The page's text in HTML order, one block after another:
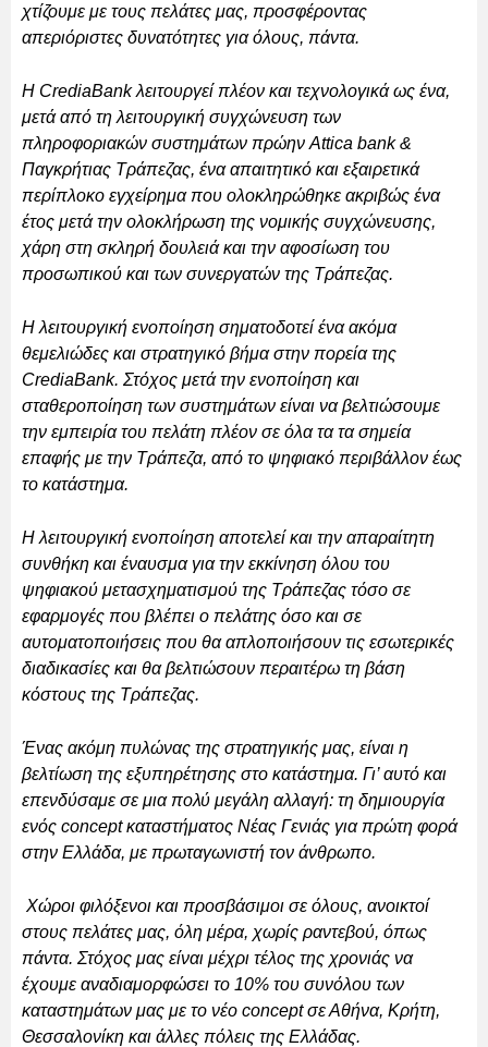
χτίζουμε με τους πελάτες μας, προσφέροντας
απεριόριστες δυνατότητες για όλους, πάντα.
Η CrediaBank λειτουργεί πλέον και τεχνολογικά ως ένα,
μετά από τη λειτουργική συγχώνευση των
πληροφοριακών συστημάτων πρώην Attica bank &
Παγκρήτιας Τράπεζας, ένα απαιτητικό και εξαιρετικά
περίπλοκο εγχείρημα που ολοκληρώθηκε ακριβώς ένα
έτος μετά την ολοκλήρωση της νομικής συγχώνευσης,
χάρη στη σκληρή δουλειά και την αφοσίωση του
προσωπικού και των συνεργατών της Τράπεζας.
Η λειτουργική ενοποίηση σηματοδοτεί ένα ακόμα
θεμελιώδες και στρατηγικό βήμα στην πορεία της
CrediaBank. Στόχος μετά την ενοποίηση και
σταθεροποίηση των συστημάτων είναι να βελτιώσουμε
την εμπειρία του πελάτη πλέον σε όλα τα τα σημεία
επαφής με την Τράπεζα, από το ψηφιακό περιβάλλον έως
το κατάστημα.
Η λειτουργική ενοποίηση αποτελεί και την απαραίτητη
συνθήκη και έναυσμα για την εκκίνηση όλου του
ψηφιακού μετασχηματισμού της Τράπεζας τόσο σε
εφαρμογές που βλέπει ο πελάτης όσο και σε
αυτοματοποιήσεις που θα απλοποιήσουν τις εσωτερικές
διαδικασίες και θα βελτιώσουν περαιτέρω τη βάση
κόστους της Τράπεζας.
Ένας ακόμη πυλώνας της στρατηγικής μας, είναι η
βελτίωση της εξυπηρέτησης στο κατάστημα. Γι’ αυτό και
επενδύσαμε σε μια πολύ μεγάλη αλλαγή: τη δημιουργία
ενός concept καταστήματος Νέας Γενιάς για πρώτη φορά
στην Ελλάδα, με πρωταγωνιστή τον άνθρωπο.
Χώροι φιλόξενοι και προσβάσιμοι σε όλους, ανοικτοί
στους πελάτες μας, όλη μέρα, χωρίς ραντεβού, όπως
πάντα. Στόχος μας είναι μέχρι τέλος της χρονιάς να
έχουμε αναδιαμορφώσει το 10% του συνόλου των
καταστημάτων μας με το νέο concept σε Αθήνα, Κρήτη,
Θεσσαλονίκη και άλλες πόλεις της Ελλάδας.